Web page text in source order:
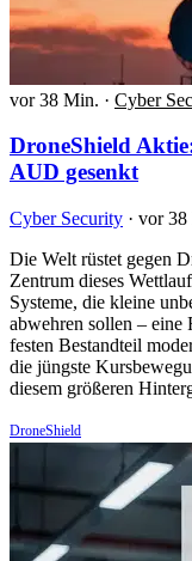
vor 38 Min. · Cyber
DroneShield
AUD gesenkt
Cyber Security · vor 38
Die Welt rüstet gegen
Zentrum dieses
Systeme, die kleine
abwehren sollen –
festen Bestandteil
die jüngste
diesem größeren
DroneShield